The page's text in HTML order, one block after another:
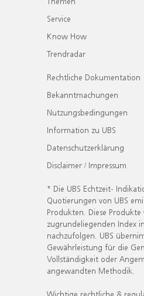
Service
Know How
Trendradar
Rechtliche Dokumentation
Bekanntmachungen
Nutzungsbedingungen
Information zu UBS
Datenschutzerklärung
Disclaimer / Impressum
* Die UBS Echtzeit-
Quotierungen von UBS
Produkten. Diese Produkte
zugrundeliegenden Index
nachzufolgen. UBS
Gewährleistung für die
Vollständigkeit oder
angewandten Methodik.